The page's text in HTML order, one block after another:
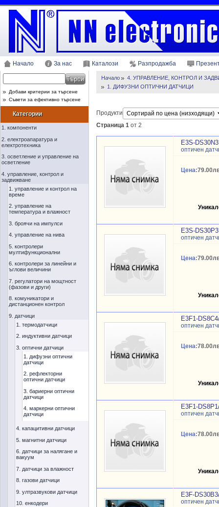
Начало За нас Каталози Разпродажба
Добави критерии за търсене
Съвети за ефективно търсене
Категории
1. компоненти
2. електроапаратура и
електротехника
3. осветление и управление на
осветление
4. управление, контрол и
задвижване
1. управление и контрол на
време
2. управление на
температура и влажност
3. броячи на импулси
4. управление на нива
5. контролери
мултифункционални
6. контролери за линейни и
ъглови величини
7. регулатори на мощтност
(фазови и други)
8. комуникатори и
дистанционен контрол
9. датчици
1. термодатчици
2. индуктивни датчици
3. оптични датчици
1. дифузни оптични
датчици
2. рефлекторни
оптични датчици
3. бариерни оптични
датчици
4. маркерни оптични
датчици
4. капацитивни датчици
5. магнитни датчици
6. датчици за налягане и
вакуум
7. датчици за влажност
8. газови датчици
9. ултразвукови датчици
10. енкодери
Начало
4. УПРАВЛЕНИЕ, КОНТРОЛ И
1. ДИФУЗНИ ОПТИЧНИ ДАТЧИЦИ
Продукти
Страница 1 от 2
E3S-
оптичен
Цена:
E3S-
оптичен
Цена:
E3F1-
оптичен
Цена:
E3F1-
оптичен
Цена:
E3F-
оптичен